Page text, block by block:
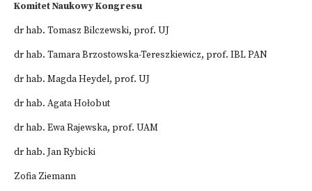
Komitet Naukowy Kongresu
dr hab. Tomasz Bilczewski, prof. UJ
dr hab. Tamara Brzostowska-Tereszkiewicz, prof. IBL PAN
dr hab. Magda Heydel, prof. UJ
dr hab. Agata Hołobut
dr hab. Ewa Rajewska, prof. UAM
dr hab. Jan Rybicki
Zofia Ziemann